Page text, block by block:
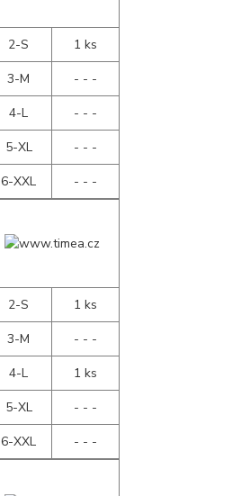
2-S
1 ks
3-M
- - -
4-L
- - -
5-XL
- - -
6-XXL
- - -
2-S
1 ks
3-M
- - -
4-L
1 ks
5-XL
- - -
6-XXL
- - -